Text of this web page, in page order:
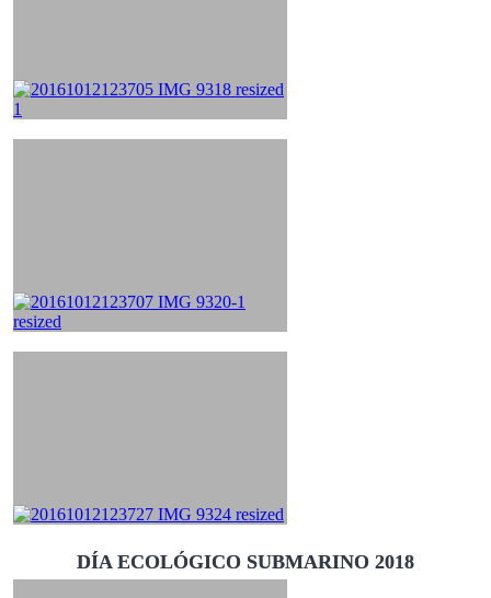
DÍA ECOLÓGICO SUBMARINO 2018